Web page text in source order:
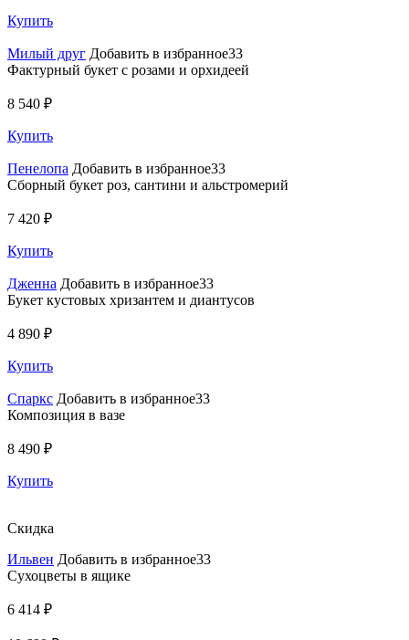
Купить
Милый друг Добавить в избранное33
Фактурный букет с розами и орхидеей
8 540 ₽
Купить
Пенелопа Добавить в избранное33
Сборный букет роз, сантини и альстромерий
7 420 ₽
Купить
Дженна Добавить в избранное33
Букет кустовых хризантем и диантусов
4 890 ₽
Купить
Спаркс Добавить в избранное33
Композиция в вазе
8 490 ₽
Купить
Скидка
Ильвен Добавить в избранное33
Сухоцветы в ящике
6 414 ₽